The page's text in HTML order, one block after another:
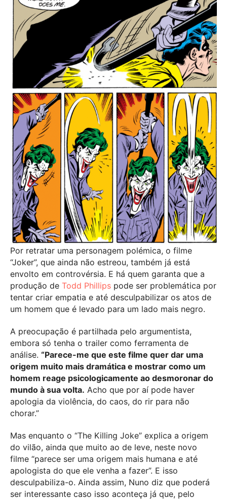
Por retratar uma personagem polémica, o filme
“Joker”, que ainda não estreou, também já está
envolto em controvérsia. E há quem garanta que a
produção de Todd Phillips pode ser problemática por
tentar criar empatia e até desculpabilizar os atos de
um homem que é levado para um lado mais negro.
A preocupação é partilhada pelo argumentista,
embora só tenha o trailer como ferramenta de
análise. “Parece-me que este filme quer dar uma
origem muito mais dramática e mostrar como um
homem reage psicologicamente ao desmoronar do
mundo à sua volta. Acho que por aí pode haver
apologia da violência, do caos, do rir para não
chorar.”
Mas enquanto o “The Killing Joke” explica a origem
do vilão, ainda que muito ao de leve, neste novo
filme “parece ser uma origem mais humana e até
apologista do que ele venha a fazer”. E isso
desculpabiliza-o. Ainda assim, Nuno diz que poderá
ser interessante caso isso aconteça já que, pelo